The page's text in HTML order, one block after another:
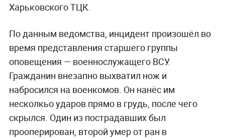
Харьковского ТЦК.
По данным ведомства, инцидент произошёл во
время представления старшего группы
оповещения — военнослужащего ВСУ.
Гражданин внезапно выхватил нож и
набросился на военкомов. Он нанёс им
несколкьо ударов прямо в грудь, после чего
скрылся. Один из пострадавших был
прооперирован, второй умер от ран в